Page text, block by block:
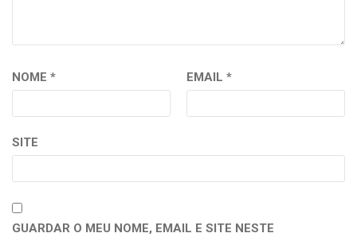
NOME * EMAIL *
SITE
GUARDAR O MEU NOME, EMAIL E SITE NESTE